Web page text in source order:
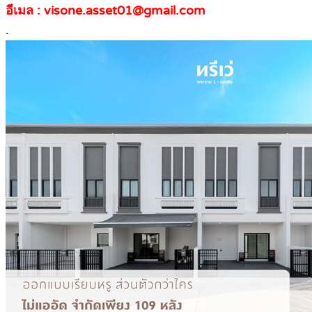
อีเมล : visone.asset01@gmail.com
.